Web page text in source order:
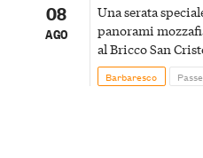
08
AGO
Una serata
panorami
al Bricco San
Barbaresco